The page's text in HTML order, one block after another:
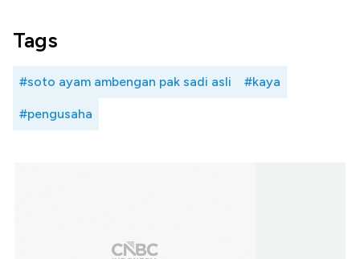
Tags
#soto ayam ambengan pak sadi asli #kaya
#pengusaha